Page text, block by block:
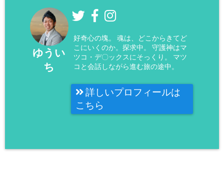
ゆうい
ち
好奇心の塊。 魂は、どこからきてど
こにいくのか。探求中。 守護神はマ
ツコ・デ〇ックスにそっくり。 マツ
コと会話しながら進む旅の途中。
詳しいプロフィールは
こちら